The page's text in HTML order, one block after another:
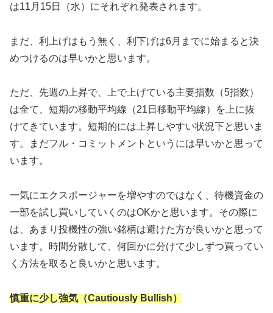
は11月15日（水）にそれぞれ発表されます。
まだ、利上げはもう無く、利下げは6月までに始まると決
めつけるのは早いかと思います。
ただ、先週の上昇で、上で上げている主要指数（5指数）
は全て、短期の移動平均線（21日移動平均線）を上に抜
けてきています。短期的には上昇しやすい状況下と思いま
す。まだフル・コミットメントというには早いかと思って
います。
一気にエクスポージャーを増やすのではなく、待機資金の
一部を試し買いしていくのはOKかと思います。その際に
は、あまり投機性の強い銘柄は避けた方が良いかと思って
います。時間分散して、何回かに分けて少しずつ買ってい
く方法を取ると良いかと思います。
慎重に少し強気（Cautiously Bullish）